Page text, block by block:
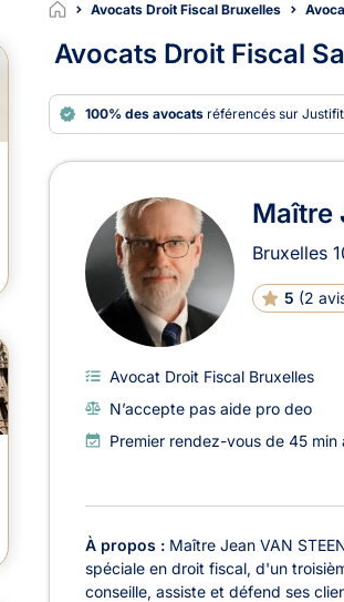
Avocats Droit Fiscal Bruxelles
Avocats Droit Fiscal
100% des avocats référencés sur Justifit
Avocats en Droit
Maître
Bruxelles
5 (2
Avocat Droit Fiscal Bruxelles
N’accepte pas aide pro deo
Premier rendez-vous de 45
À propos : Maître Jean VAN
spéciale en droit fiscal, d'un
conseille, assiste et défend ses